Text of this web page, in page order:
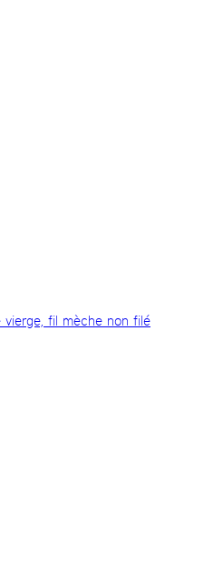
fil mèche non filé